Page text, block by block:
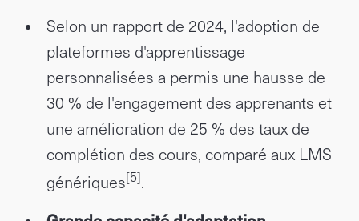
Selon un rapport de 2024, l'adoption de
plateformes d'apprentissage
personnalisées a permis une hausse de
30 % de l'engagement des apprenants et
une amélioration de 25 % des taux de
complétion des cours, comparé aux LMS
génériques[5].